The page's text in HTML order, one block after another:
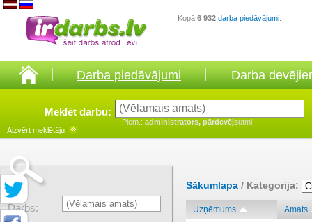
Kopā 6 932 darba piedāvājumi
Darba piedāvājumi Darba
Meklēt darbu:
Piem.: administrators, pārdevējsutml.
Aizvērt meklētāju
Darbs:
Sākumlapa / Kategorija:
Uzņēmums Amats